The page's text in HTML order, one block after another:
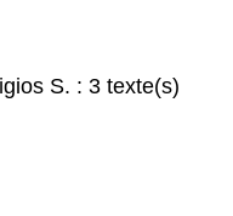
S. : 3 texte(s)